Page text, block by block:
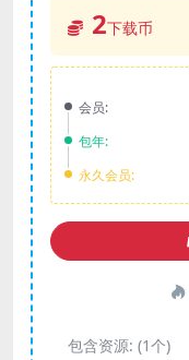
2下载币
会员:
包年:
永久会员:
包含资源: (1个)